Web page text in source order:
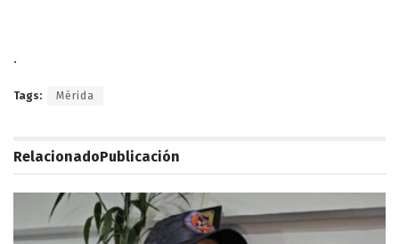
.
Tags: Mérida
RelacionadoPublicación